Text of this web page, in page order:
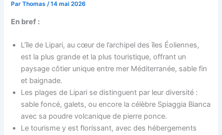
ParThomas/14 mai 2026
En bref :
L’île de Lipari, au cœur de l’archipel des îles Éoliennes,
est la plus grande et la plus touristique, offrant un
paysage côtier unique entre mer Méditerranée, sable fin
et baignade.
Les plages de Lipari se distinguent par leur diversité :
sable foncé, galets, ou encore la célèbre Spiaggia Bianca
avec sa poudre volcanique de pierre ponce.
Le tourisme y est florissant, avec des hébergements